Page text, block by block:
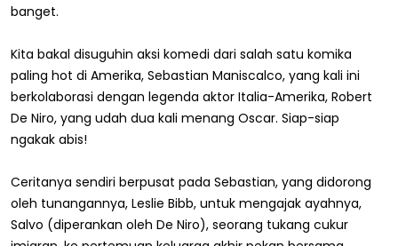
banget.
Kita bakal disuguhin aksi komedi dari salah satu komika
paling hot di Amerika, Sebastian Maniscalco, yang kali ini
berkolaborasi dengan legenda aktor Italia-Amerika, Robert
De Niro, yang udah dua kali menang Oscar. Siap-siap
ngakak abis!
Ceritanya sendiri berpusat pada Sebastian, yang didorong
oleh tunangannya, Leslie Bibb, untuk mengajak ayahnya,
Salvo (diperankan oleh De Niro), seorang tukang cukur